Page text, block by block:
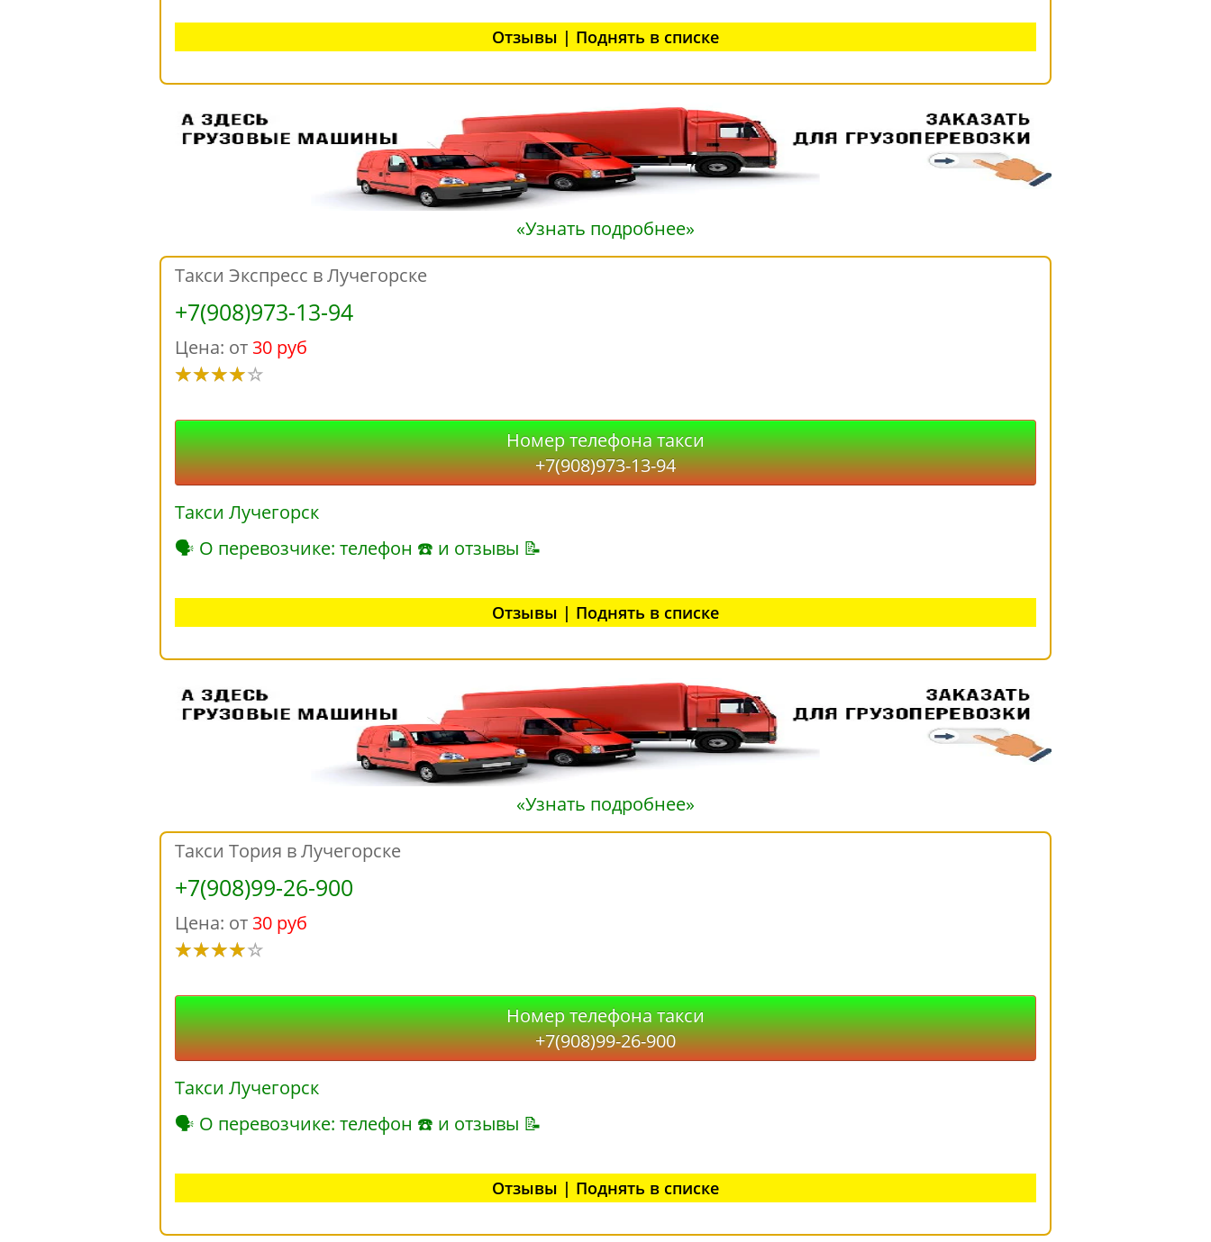
Отзывы | Поднять в списке
«Узнать подробнее»
Такси Экспресс в Лучегорске
+7(908)973-13-94
Цена: от 30 руб
Номер телефона такси
+7(908)973-13-94
Такси Лучегорск
🗣 О перевозчике: телефон ☎ и отзывы 📝
Отзывы | Поднять в списке
«Узнать подробнее»
Такси Тория в Лучегорске
+7(908)99-26-900
Цена: от 30 руб
Номер телефона такси
+7(908)99-26-900
Такси Лучегорск
🗣 О перевозчике: телефон ☎ и отзывы 📝
Отзывы | Поднять в списке